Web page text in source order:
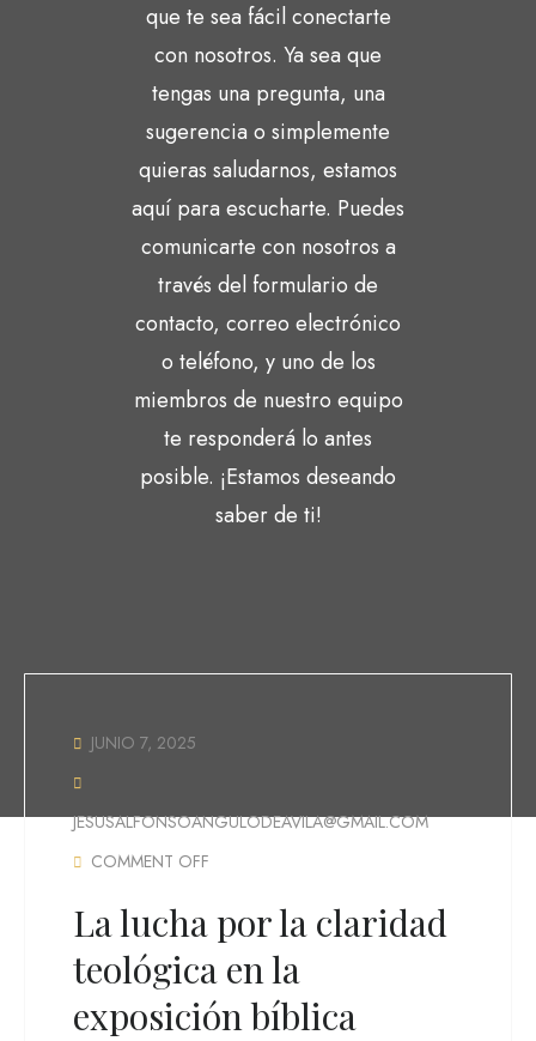
que te sea fácil conectarte
con nosotros. Ya sea que
tengas una pregunta, una
sugerencia o simplemente
quieras saludarnos, estamos
aquí para escucharte. Puedes
comunicarte con nosotros a
través del formulario de
contacto, correo electrónico
o teléfono, y uno de los
miembros de nuestro equipo
te responderá lo antes
posible. ¡Estamos deseando
saber de ti!
JUNIO 7, 2025
JESUSALFONSOANGULODEAVILA@GMAIL.COM
COMMENT OFF
La lucha por la claridad
teológica en la
exposición bíblica